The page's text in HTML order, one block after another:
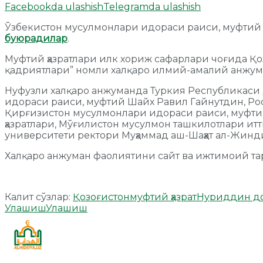
Facebookda ulashishTelegramda ulashish
Ўзбекистон мусулмонлари идораси раиси,
буюрадилар.
Муфтий ҳазратлари илк хориж сафарлари чоғида
қадриятлари” номли халқаро илмий-амалий
Нуфузли халқаро анжуманда Туркия
идораси раиси, муфтий Шайх Равил Гайнутдин,
Қирғизистон мусулмонлари идораси раиси,
ҳазратлари, Мўғилистон мусулмон ташкилотлари
университети ректори Муҳаммад аш-Шаҳҳат ал-
Халқаро анжуман фаолиятини сайт ва ижтимоий
Калит сўзлар: Қозоғистонмуфтий ҳазратНуриддин
УлашишУлашиш